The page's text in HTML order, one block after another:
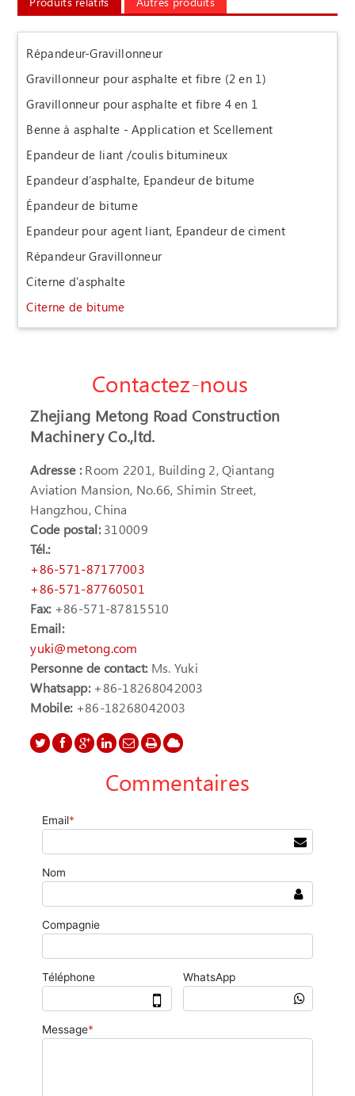
Répandeur-Gravillonneur
Gravillonneur pour asphalte et fibre (2 en 1)
Gravillonneur pour asphalte et fibre 4 en 1
Benne à asphalte - Application et Scellement
Epandeur de liant /coulis bitumineux
Epandeur d’asphalte, Epandeur de bitume
Épandeur de bitume
Epandeur pour agent liant, Epandeur de ciment
Répandeur Gravillonneur
Citerne d'asphalte
Citerne de bitume
Contactez-nous
Zhejiang Metong Road Construction
Machinery Co.,ltd.
Adresse :Room 2201, Building 2, Qiantang
Aviation Mansion, No.66, Shimin Street,
Hangzhou, China
Code postal:310009
Tél.:
+86-571-87177003
+86-571-87760501
Fax:+86-571-87815510
Email:
yuki@metong.com
Personne de contact: Ms. Yuki
Whatsapp:+86-18268042003
Mobile: +86-18268042003
Commentaires